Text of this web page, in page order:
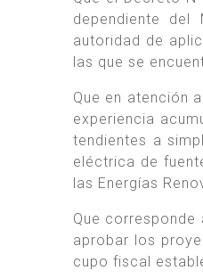
dependiente del
autoridad de
las que se
Que en atención
experiencia
tendientes a
eléctrica de
las Energías
Que
aprobar los
cupo fiscal